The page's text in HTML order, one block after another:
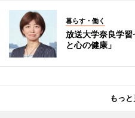
暮らす・働く
放送大学奈良学
と心の健康」
もっ